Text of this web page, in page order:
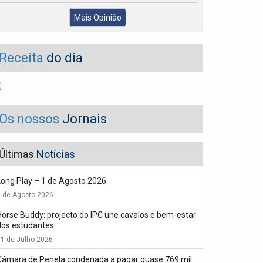
Mais Opinião
do dia
nossos Jornais
Notícias
Play – 1 de Agosto 2026
de Agosto 2026
Buddy: projecto do IPC une cavalos e bem-estar
estudantes
de Julho 2026
de Penela condenada a pagar quase 769 mil